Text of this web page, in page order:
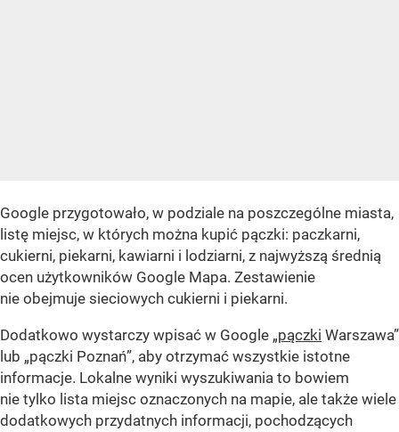
Google przygotowało, w podziale na poszczególne miasta,
listę miejsc, w których można kupić pączki: paczkarni,
cukierni, piekarni, kawiarni i lodziarni, z najwyższą średnią
ocen użytkowników Google Mapa. Zestawienie
nie obejmuje sieciowych cukierni i piekarni.
Dodatkowo wystarczy wpisać w Google „pączki Warszawa”
lub „pączki Poznań”, aby otrzymać wszystkie istotne
informacje. Lokalne wyniki wyszukiwania to bowiem
nie tylko lista miejsc oznaczonych na mapie, ale także wiele
dodatkowych przydatnych informacji, pochodzących